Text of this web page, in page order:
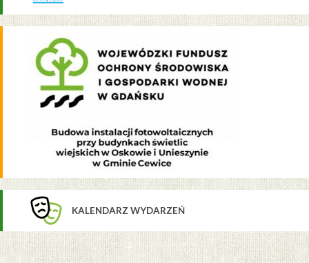
KALENDARZ WYDARZEŃ